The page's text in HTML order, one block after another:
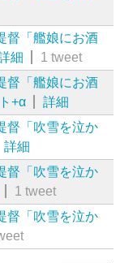
督「艦娘にお酒
細
1 tweet
督「艦娘にお酒
+α
詳細
督「吹雪を泣か
詳細
督「吹雪を泣か
1 tweet
督「吹雪を泣か